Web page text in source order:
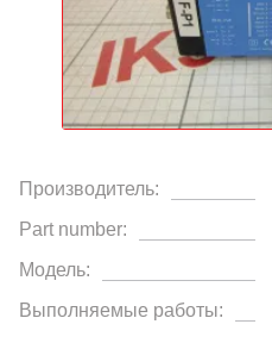
Производитель:
Part number:
Модель:
Выполняемые работы: